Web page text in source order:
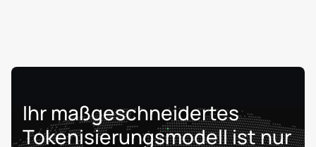
AML, Risiko)
Integration mit externen KYC/AML-Anbietern
Manuelle und automatisierte
Investorenverifizierung
Ihr maßgeschneidertes
Tokenisierungsmodellist nur